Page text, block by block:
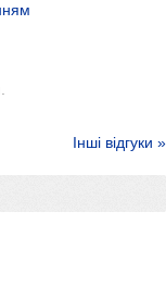
Інші відгуки »